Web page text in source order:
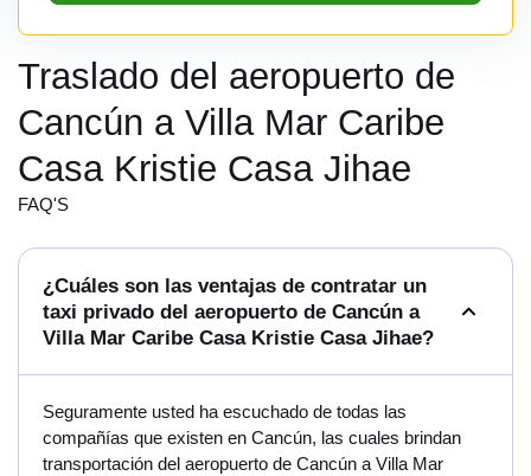
Traslado del aeropuerto de
Cancún a Villa Mar Caribe
Casa Kristie Casa Jihae
FAQ'S
¿Cuáles son las ventajas de contratar un
taxi privado del aeropuerto de Cancún a
Villa Mar Caribe Casa Kristie Casa Jihae?
Seguramente usted ha escuchado de todas las
compañías que existen en Cancún, las cuales brindan
transportación del aeropuerto de Cancún a Villa Mar